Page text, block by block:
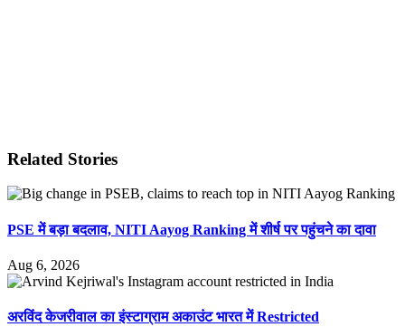
Related Stories
PSE में बड़ा बदलाव, NITI Aayog Ranking में शीर्ष पर पहुंचने का दावा
Aug 6, 2026
अरविंद केजरीवाल का इंस्टाग्राम अकाउंट भारत में Restricted